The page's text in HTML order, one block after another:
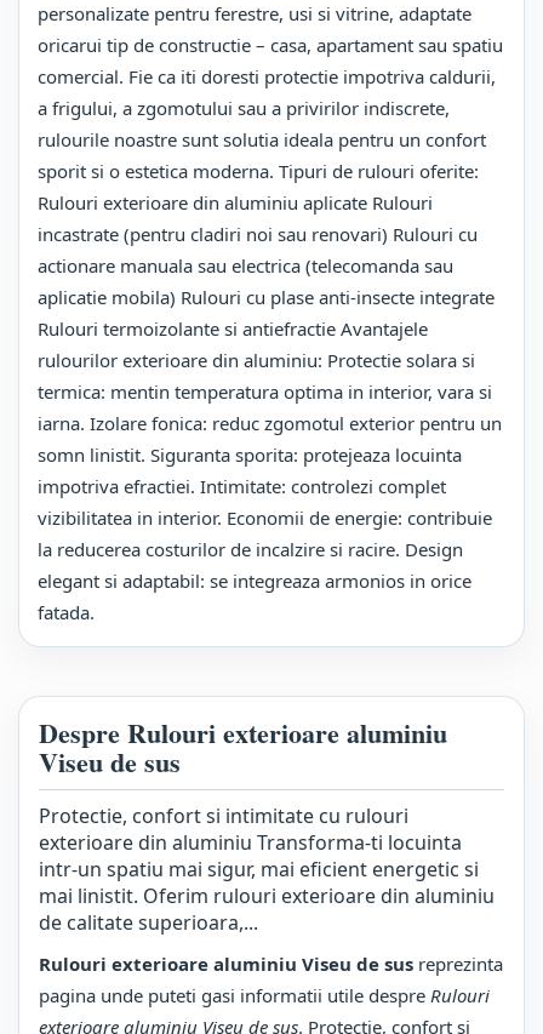
personalizate pentru ferestre, usi si vitrine, adaptate
oricarui tip de constructie – casa, apartament sau spatiu
comercial. Fie ca iti doresti protectie impotriva caldurii,
a frigului, a zgomotului sau a privirilor indiscrete,
rulourile noastre sunt solutia ideala pentru un confort
sporit si o estetica moderna. Tipuri de rulouri oferite:
Rulouri exterioare din aluminiu aplicate Rulouri
incastrate (pentru cladiri noi sau renovari) Rulouri cu
actionare manuala sau electrica (telecomanda sau
aplicatie mobila) Rulouri cu plase anti-insecte integrate
Rulouri termoizolante si antiefractie Avantajele
rulourilor exterioare din aluminiu: Protectie solara si
termica: mentin temperatura optima in interior, vara si
iarna. Izolare fonica: reduc zgomotul exterior pentru un
somn linistit. Siguranta sporita: protejeaza locuinta
impotriva efractiei. Intimitate: controlezi complet
vizibilitatea in interior. Economii de energie: contribuie
la reducerea costurilor de incalzire si racire. Design
elegant si adaptabil: se integreaza armonios in orice
fatada.
Despre Rulouri exterioare aluminiu
Viseu de sus
Protectie, confort si intimitate cu rulouri
exterioare din aluminiu Transforma-ti locuinta
intr-un spatiu mai sigur, mai eficient energetic si
mai linistit. Oferim rulouri exterioare din aluminiu
de calitate superioara,...
Rulouri exterioare aluminiu Viseu de sus reprezinta
pagina unde puteti gasi informatii utile despre Rulouri
exterioare aluminiu Viseu de sus. Protectie, confort si